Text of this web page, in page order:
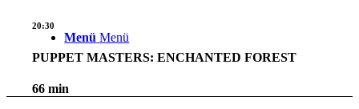
Menü Menü
20:30
PUPPET MASTERS: ENCHANTED FOREST
66 min